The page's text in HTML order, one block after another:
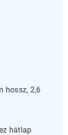
hossz, 2,6
hátlap